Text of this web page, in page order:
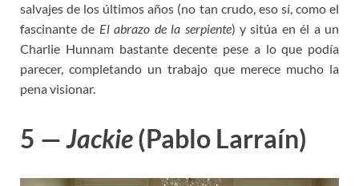
salvajes de los últimos años (no tan crudo, eso sí, como el
fascinante de El abrazo de la serpiente) y sitúa en él a un
Charlie Hunnam bastante decente pese a lo que podía
parecer, completando un trabajo que merece mucho la
pena visionar.
5 —Jackie(Pablo Larraín)